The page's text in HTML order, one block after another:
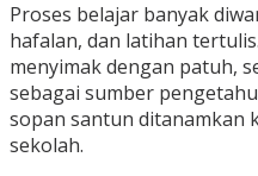
Proses belajar banyak
hafalan, dan latihan
menyimak dengan patuh,
sebagai sumber
sopan santun ditanamkan
sekolah.